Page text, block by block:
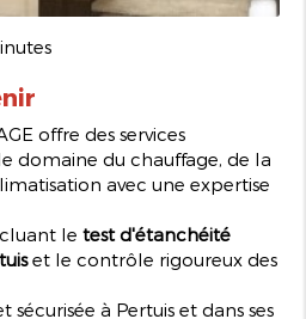
offre des services
domaine du chauffage, de la
avec une expertise
letest d'étanchéité
et le contrôle rigoureux des
à Pertuis et dans ses